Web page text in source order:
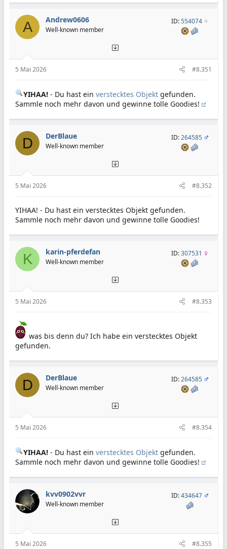
A Andrew0606
Well-known member
ID:554074
5 Mai 2026 #8.351
YIHAA! - Du hast ein verstecktes Objekt gefunden.
Sammle noch mehr davon und gewinne tolle Goodies!
D DerBlaue
Well-known member
ID:264585
5 Mai 2026 #8.352
YIHAA! - Du hast ein verstecktes Objekt gefunden.
Sammle noch mehr davon und gewinne tolle Goodies!
K karin-pferdefan
Well-known member
ID:307531
5 Mai 2026 #8.353
was bis denn du? Ich habe ein verstecktes Objekt
gefunden.
D DerBlaue
Well-known member
ID:264585
5 Mai 2026 #8.354
YIHAA! - Du hast ein verstecktes Objekt gefunden.
Sammle noch mehr davon und gewinne tolle Goodies!
kvv0902vvr
Well-known member
ID:434647
5 Mai 2026 #8.355